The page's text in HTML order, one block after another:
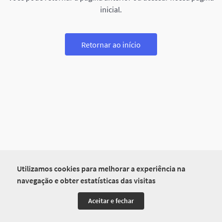
Utilizamos cookies para melhorar a experiência na
navegação e obter estatísticas das visitas
Aceitar e fechar
inicial.
Retornar ao início